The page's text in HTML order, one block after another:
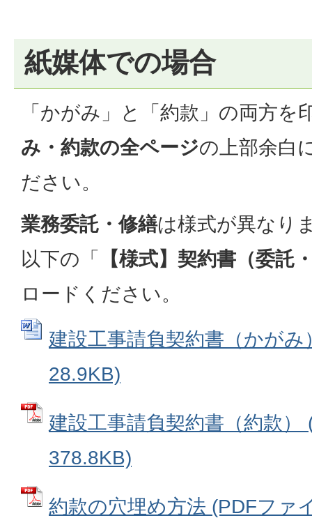
紙媒体での場合
「かがみ」と「約款」の両方を
み・約款の全ページの上部余白
ださい。
業務委託・修繕は様式が異なり
以下の「
【様式】契約書（委託
ロードください。
建設工事請負契約書（かが
28.9KB)
建設工事請負契約書（約款）
378.8KB)
約款の穴埋め方法 (PDFファ